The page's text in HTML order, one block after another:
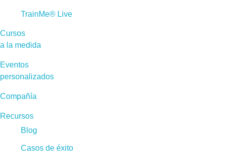
TrainMe® Live
Cursos
a la medida
Eventos
personalizados
Compañía
Recursos
Blog
Casos de éxito